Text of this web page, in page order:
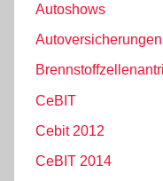
Autoshows
Autoversicherungen
CeBIT
Cebit 2012
CeBIT 2014